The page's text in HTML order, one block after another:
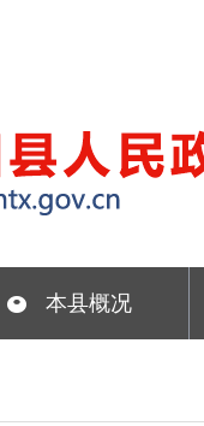
本县概况